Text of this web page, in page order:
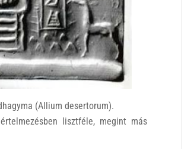
(Allium desertorum).
lisztféle, megint más